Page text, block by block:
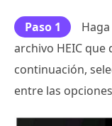
Paso 1
archivo HEIC que
continuación,
entre las